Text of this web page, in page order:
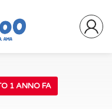
1 ANNO FA